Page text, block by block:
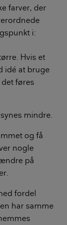
farver, der
i:
Hvis et
idé at bruge
det føres
mindre.
og få
nogle
på
fordel
har samme